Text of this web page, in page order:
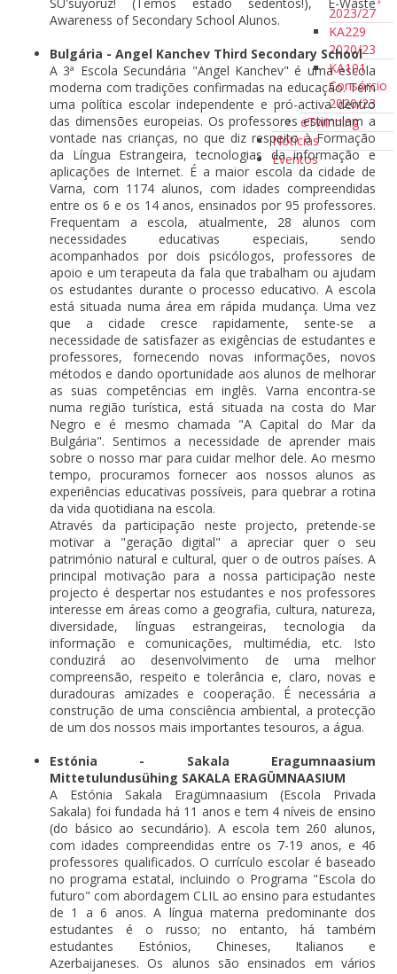
2023/27
KA229
2020/23
KA101
Consórcio
2020/23
eTwinning
Notícias
Eventos
Awareness of Secondary School Alunos.
Bulgária - Angel Kanchev Third Secondary School
A 3ª Escola Secundária "Angel Kanchev" é uma escola
moderna com tradições confirmadas na educação. Tem
uma política escolar independente e pró-activa dentro
das dimensões europeias. Os professores estimulam a
vontade nas crianças, no que diz respeito à Formação
da Língua Estrangeira, tecnologias da informação e
aplicações de Internet. É a maior escola da cidade de
Varna, com 1174 alunos, com idades compreendidas
entre os 6 e os 14 anos, ensinados por 95 professores.
Frequentam a escola, atualmente, 28 alunos com
necessidades educativas especiais, sendo
acompanhados por dois psicólogos, professores de
apoio e um terapeuta da fala que trabalham ou ajudam
os estudantes durante o processo educativo. A escola
está situada numa área em rápida mudança. Uma vez
que a cidade cresce rapidamente, sente-se a
necessidade de satisfazer as exigências de estudantes e
professores, fornecendo novas informações, novos
métodos e dando oportunidade aos alunos de melhorar
as suas competências em inglês. Varna encontra-se
numa região turística, está situada na costa do Mar
Negro e é mesmo chamada "A Capital do Mar da
Bulgária". Sentimos a necessidade de aprender mais
sobre o nosso mar para cuidar melhor dele. Ao mesmo
tempo, procuramos fornecer aos nossos alunos as
experiências educativas possíveis, para quebrar a rotina
da vida quotidiana na escola.
Através da participação neste projecto, pretende-se
motivar a "geração digital" a apreciar quer o seu
património natural e cultural, quer o de outros países. A
principal motivação para a nossa participação neste
projecto é despertar nos estudantes e nos professores
interesse em áreas como a geografia, cultura, natureza,
diversidade, línguas estrangeiras, tecnologia da
informação e comunicações, multimédia, etc. Isto
conduzirá ao desenvolvimento de uma melhor
compreensão, respeito e tolerância e, claro, novas e
duradouras amizades e cooperação. É necessária a
construção de uma consciência ambiental, a protecção
de um dos nossos mais importantes tesouros, a água.
Estónia - Sakala Eragumnaasium
Mittetulundusühing SAKALA ERAGÜMNAASIUM
A Estónia Sakala Eragümnaasium (Escola Privada
Sakala) foi fundada há 11 anos e tem 4 níveis de ensino
(do básico ao secundário). A escola tem 260 alunos,
com idades compreendidas entre os 7-19 anos, e 46
professores qualificados. O currículo escolar é baseado
no programa estatal, incluindo o Programa "Escola do
futuro" com abordagem CLIL ao ensino para estudantes
de 1 a 6 anos. A língua materna predominante dos
estudantes é o russo; no entanto, há também
estudantes Estónios, Chineses, Italianos e
Azerbaijaneses. Os alunos são ensinados em vários